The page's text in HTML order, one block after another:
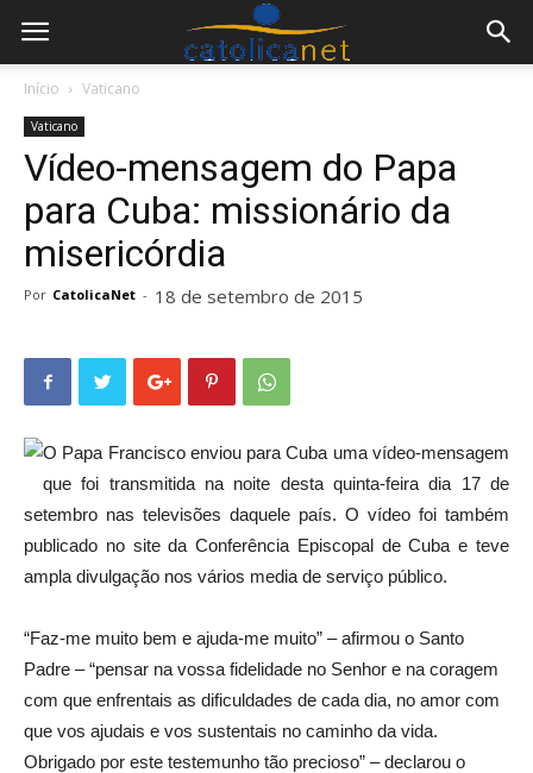
Início Vaticano
Vaticano
Vídeo-mensagem do Papa
para Cuba: missionário da
misericórdia
Por CatolicaNet - 18 de setembro de 2015
O Papa Francisco enviou para Cuba uma vídeo-mensagem
que foi transmitida na noite desta quinta-feira dia 17 de
setembro nas televisões daquele país. O vídeo foi também
publicado no site da Conferência Episcopal de Cuba e teve
ampla divulgação nos vários media de serviço público.
“Faz-me muito bem e ajuda-me muito” – afirmou o Santo
Padre – “pensar na vossa fidelidade no Senhor e na coragem
com que enfrentais as dificuldades de cada dia, no amor com
que vos ajudais e vos sustentais no caminho da vida.
Obrigado por este testemunho tão precioso” – declarou o